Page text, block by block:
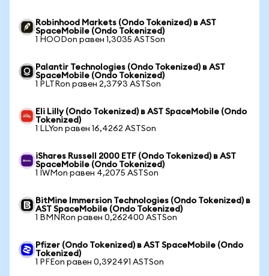
Robinhood Markets (Ondo Tokenized) в AST
SpaceMobile (Ondo Tokenized)
1 HOODon равен 1,3035 ASTSon
Palantir Technologies (Ondo Tokenized) в AST
SpaceMobile (Ondo Tokenized)
1 PLTRon равен 2,3793 ASTSon
Eli Lilly (Ondo Tokenized) в AST SpaceMobile (Ondo
Tokenized)
1 LLYon равен 16,4262 ASTSon
iShares Russell 2000 ETF (Ondo Tokenized) в AST
SpaceMobile (Ondo Tokenized)
1 IWMon равен 4,2075 ASTSon
BitMine Immersion Technologies (Ondo Tokenized) в
AST SpaceMobile (Ondo Tokenized)
1 BMNRon равен 0,262400 ASTSon
Pfizer (Ondo Tokenized) в AST SpaceMobile (Ondo
Tokenized)
1 PFEon равен 0,392491 ASTSon